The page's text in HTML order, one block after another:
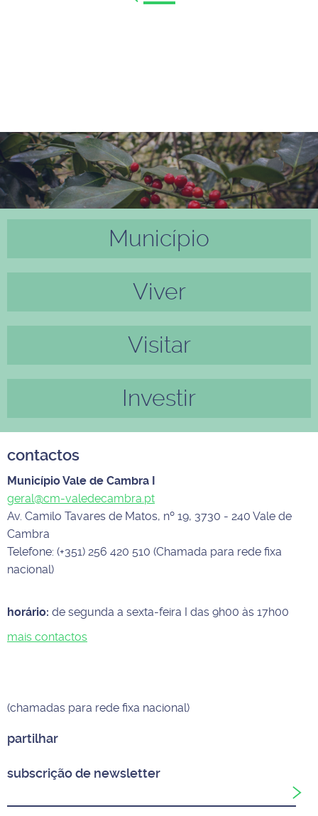
Município
Viver
Visitar
Investir
contactos
Município Vale de Cambra I
geral@cm-valedecambra.pt
Av. Camilo Tavares de Matos, nº 19, 3730 - 240 Vale de
Cambra
Telefone: (+351) 256 420 510 (Chamada para rede fixa
nacional)
horário: de segunda a sexta-feira I das 9h00 às 17h00
mais contactos
(chamadas para rede fixa nacional)
partilhar
subscrição de newsletter